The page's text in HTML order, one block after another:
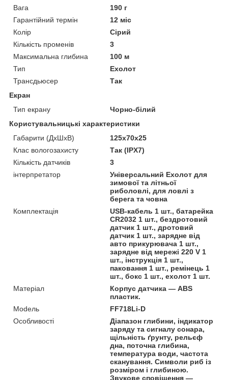
Вага
190 г
Гарантійний термін
12 міс
Колір
Сірий
Кількість променів
3
Максимальна глибина
100 м
Тип
Ехолот
Трансдьюсер
Так
Екран
Тип екрану
Чорно-білий
Користувальницькі характеристики
Габарити (ДхШхВ)
125х70х25
Клас вологозахисту
Так (IPX7)
Кількість датчиків
3
інтерпретатор
Універсальний Ехолот для
зимової та літньої
риболовлі, для ловлі з
берега та човна
Комплектація
USB-кабель 1 шт., батарейка
CR2032 1 шт., бездротовий
датчик 1 шт., дротовий
датчик 1 шт., зарядне від
авто прикурювача 1 шт.,
зарядне від мережі 220 V 1
шт., інструкція 1 шт.,
паковання 1 шт., ремінець 1
шт., бокс 1 шт., ехолот 1 шт.
Матеріал
Корпус датчика — ABS
пластик.
Моdель
FF718Li-D
Особливості
Діапазон глибини, індикатор
заряду та сигналу сонара,
щільність ґрунту, рельєф
дна, поточна глибина,
температура води, частота
сканування. Символи риб із
розміром і глибиною.
Звукове сповіщення —